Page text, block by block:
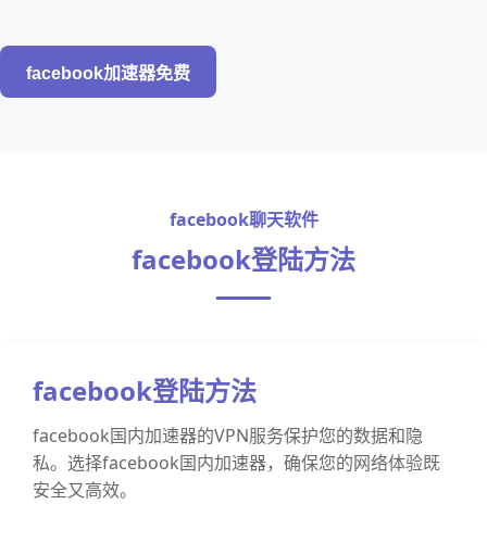
facebook加速器免费
facebook聊天软件
facebook登陆方法
facebook登陆方法
facebook国内加速器的VPN服务保护您的数据和隐
私。选择facebook国内加速器，确保您的网络体验既
安全又高效。